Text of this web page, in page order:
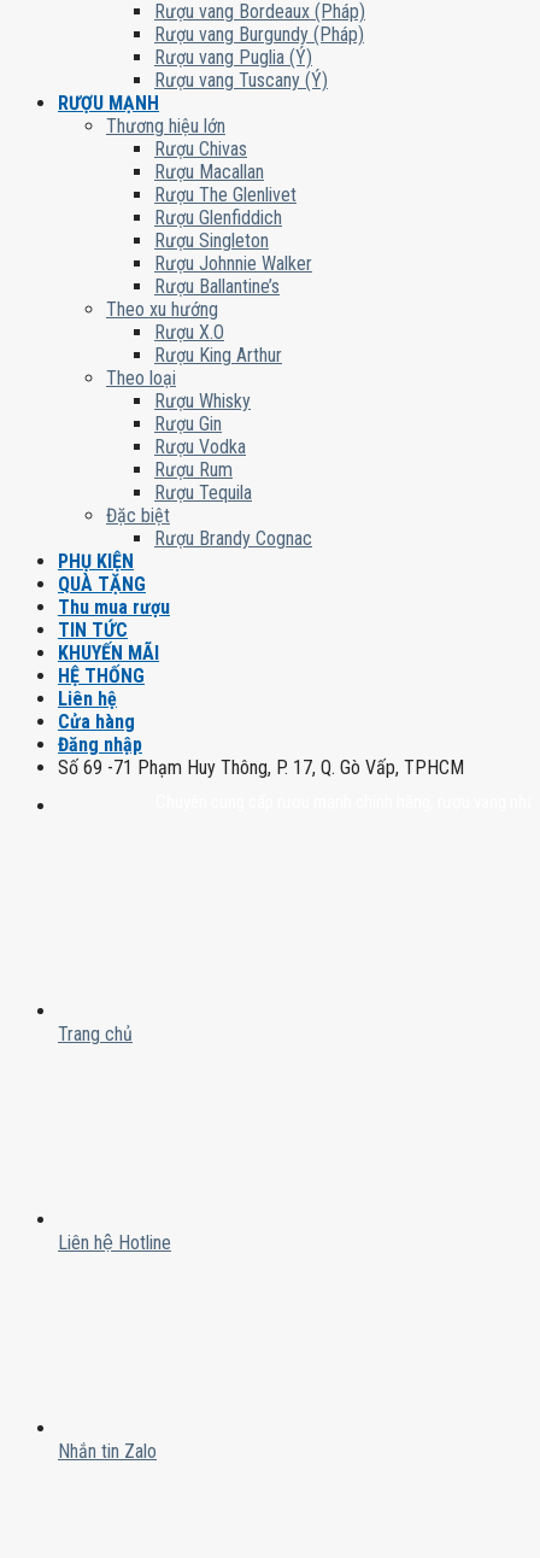
Rượu vang Bordeaux (Pháp)
Rượu vang Burgundy (Pháp)
Rượu vang Puglia (Ý)
Rượu vang Tuscany (Ý)
RƯỢU MẠNH
Thương hiệu lớn
Rượu Chivas
Rượu Macallan
Rượu The Glenlivet
Rượu Glenfiddich
Rượu Singleton
Rượu Johnnie Walker
Rượu Ballantine’s
Theo xu hướng
Rượu X.O
Rượu King Arthur
Theo loại
Rượu Whisky
Rượu Gin
Rượu Vodka
Rượu Rum
Rượu Tequila
Đặc biệt
Rượu Brandy Cognac
PHỤ KIỆN
QUÀ TẶNG
Thu mua rượu
TIN TỨC
KHUYẾN MÃI
HỆ THỐNG
Liên hệ
Cửa hàng
Đăng nhập
Số 69 -71 Phạm Huy Thông, P. 17, Q. Gò Vấp, TPHCM
Trang chủ
Liên hệ Hotline
Nhắn tin Zalo